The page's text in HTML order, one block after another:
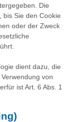
Die
bis Sie den Cookie
oder der Zweck
dient dazu, die
von
ist Art. 6 Abs. 1